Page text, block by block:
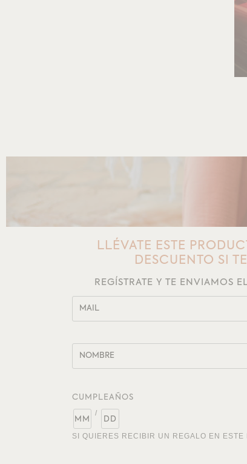
LLÉVATE ESTE
DESCUENTO SI
REGÍSTRATE Y TE ENVIAMOS
CUMPLEAÑOS
/
SI QUIERES RECIBIR UN REGALO EN